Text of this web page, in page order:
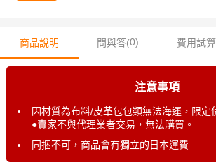
商品說明 問與答(0) 費用試算
注意事項
因材質為布料/皮革包包類無法海運，限定
●賣家不與代理業者交易，無法購買。
同捆不可，商品會有獨立的日本運費